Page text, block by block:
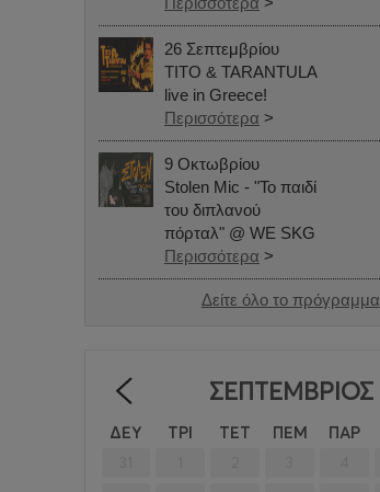
26 Σεπτεμβρίου
TITO & TARANTULA
live in Greece!
Περισσότερα >
9 Οκτωβρίου
Stolen Mic - "Το παιδί
του διπλανού
πόρταλ" @ WE SKG
Περισσότερα >
Δείτε όλο το πρόγραμμα
ΣΕΠΤΈΜΒΡΙΟΣ
ΔΕΥ ΤΡΙ ΤΕΤ ΠΕΜ ΠΑΡ